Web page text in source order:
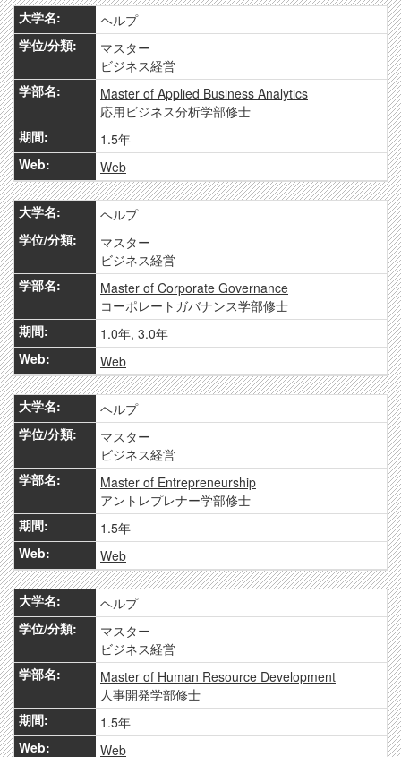
ヘルプ
マスター
ビジネス経営
Master of Applied Business Analytics
応用ビジネス分析学部修士
1.5年
Web
ヘルプ
マスター
ビジネス経営
Master of Corporate Governance
コーポレートガバナンス学部修士
1.0年, 3.0年
Web
ヘルプ
マスター
ビジネス経営
Master of Entrepreneurship
アントレプレナー学部修士
1.5年
Web
ヘルプ
マスター
ビジネス経営
Master of Human Resource Development
人事開発学部修士
1.5年
Web